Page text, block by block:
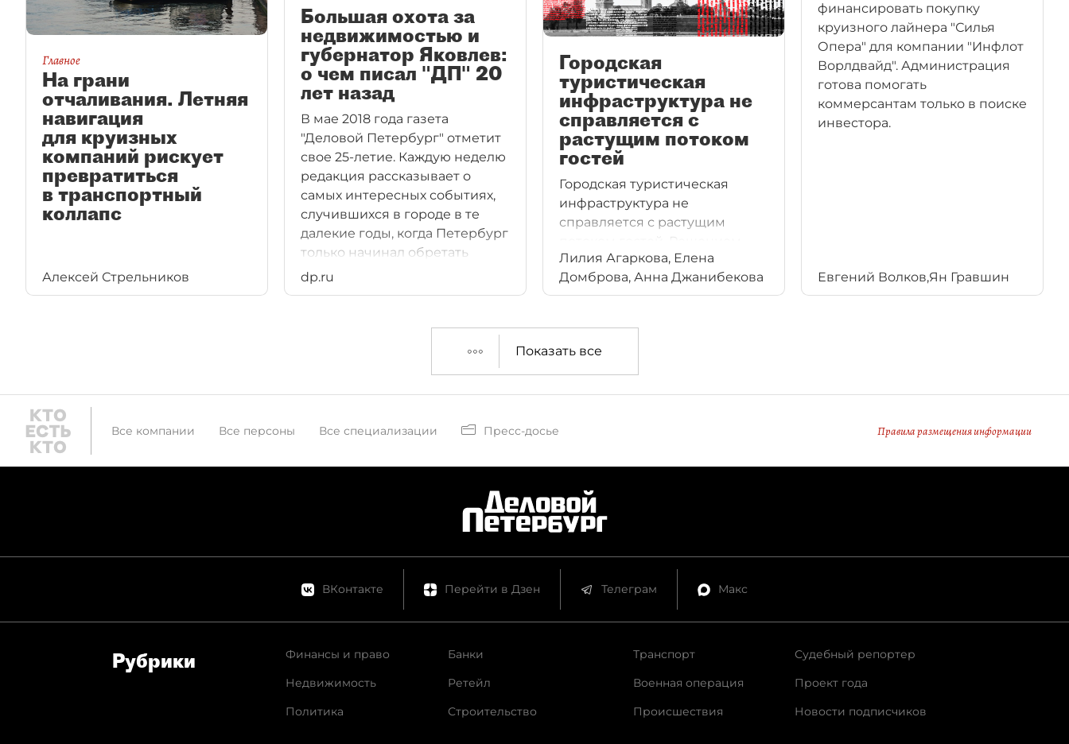
Главное
На грани
отчаливания. Летняя
навигация
для круизных
компаний рискует
превратиться
в транспортный
коллапс
Алексей Стрельников
Большая охота за
недвижимостью и
губернатор Яковлев:
о чем писал "ДП" 20
лет назад
В мае 2018 года газета
"Деловой Петербург" отметит
свое 25-летие. Каждую неделю
редакция рассказывает о
самых интересных событиях,
случившихся в городе в те
далекие годы, когда Петербург
только начинал обретать
черты известного нам сегодня
названия компаний,
отметившихся на страницах
ветеранам делового
dp.ru
Городская
туристическая
инфраструктура не
справляется с
растущим потоком
гостей
Городская туристическая
инфраструктура не
справляется с растущим
потоком гостей. Решением
этой проблемы занялись
городские и федеральные
чиновники.
Лилия Агаркова, Елена
Домброва, Анна Джанибекова
финансировать покупку
круизного лайнера "Силья
Опера" для компании "Инфлот
Ворлдвайд". Администрация
готова помогать
коммерсантам только в поиске
инвестора.
Евгений Волков,Ян Гравшин
Показать все
Все компании Все персоны Все специализации Пресс-досье Правила размещения информации
ВКонтакте Перейти в Дзен Телеграм Макс
Рубрики
Финансы и право
Недвижимость
Политика
Банки
Ретейл
Строительство
Транспорт
Военная операция
Происшествия
Судебный репортер
Проект года
Новости подписчиков